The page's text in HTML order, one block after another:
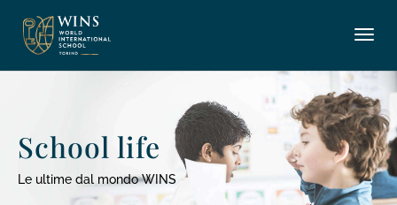
School life
Le ultime dal mondo WINS